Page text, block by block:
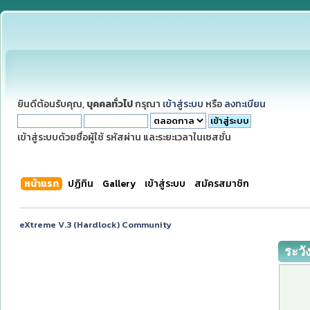
ยินดีต้อนรับคุณ, บุคคลทั่วไปกรุณา เข้าสู่ระบบ หรือ ลงทะเบียน
เข้าสู่ระบบด้วยชื่อผู้ใช้ รหัสผ่าน และระยะเวลาในเซสชั่น
หน้าแรก ปฏิทิน Gallery เข้าสู่ระบบ สมัครสมาชิก
eXtreme V.3 (Hardlock) Community
ระวั